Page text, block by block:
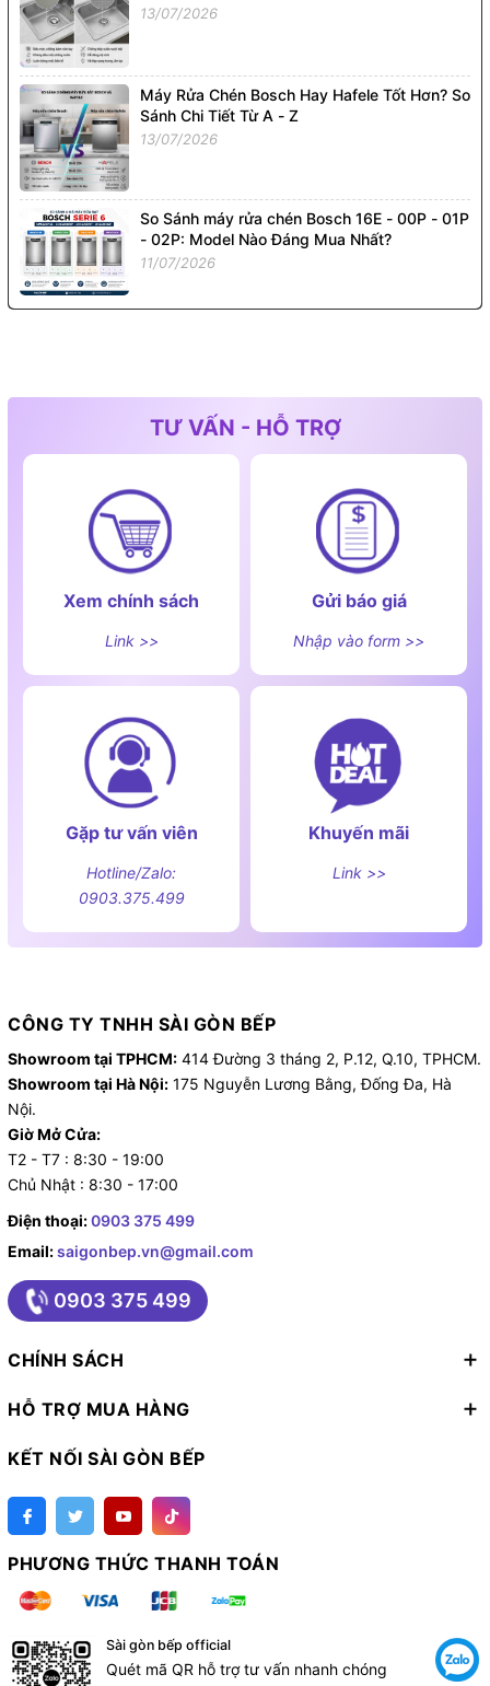
13/07/2026
Máy Rửa Chén Bosch Hay Hafele Tốt Hơn? So
Sánh Chi Tiết Từ A - Z
13/07/2026
So Sánh máy rửa chén Bosch 16E - 00P - 01P
- 02P: Model Nào Đáng Mua Nhất?
11/07/2026
TƯ VẤN - HỖ TRỢ
Xem chính sách
Link >>
Gửi báo giá
Nhập vào form >>
Gặp tư vấn viên
Hotline/Zalo:
0903.375.499
Khuyến mãi
Link >>
CÔNG TY TNHH SÀI GÒN BẾP
Showroom tại TPHCM: 414 Đường 3 tháng 2, P.12, Q.10, TPHCM.
Showroom tại Hà Nội: 175 Nguyễn Lương Bằng, Đống Đa, Hà
Nội.
Giờ Mở Cửa:
T2 - T7 : 8:30 - 19:00
Chủ Nhật : 8:30 - 17:00
Điện thoại:0903 375 499
Email:saigonbep.vn@gmail.com
0903 375 499
CHÍNH SÁCH
HỖ TRỢ MUA HÀNG
KẾT NỐI SÀI GÒN BẾP
PHƯƠNG THỨC THANH TOÁN
Sài gòn bếp official
Quét mã QR hỗ trợ tư vấn nhanh chóng